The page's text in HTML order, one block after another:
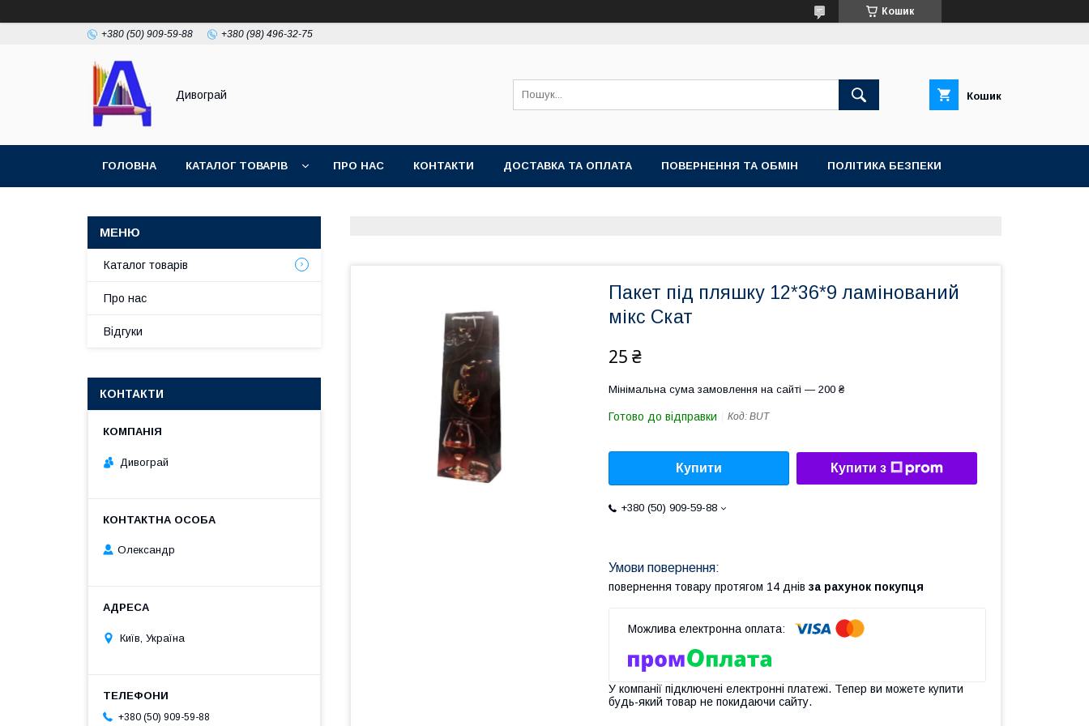
Кошик
+380 (50) 909-59-88 +380 (98) 496-32-75
Дивограй Кошик
ГОЛОВНА КАТАЛОГ ТОВАРІВ ПРО НАС КОНТАКТИ ДОСТАВКА ТА ОПЛАТА ПОВЕРНЕННЯ ТА ОБМІН ПОЛІТИКА БЕЗПЕКИ
Пакет під пляшку 12*36*9 ламінований
мікс Скат
25 ₴
Мінімальна сума замовлення на сайті — 200 ₴
Готово до відправки Код: BUT
Купити Купити з
+380 (50) 909-59-88
повернення товару протягом 14 днів за рахунок покупця
У компанії підключені електронні платежі. Тепер ви можете купити
будь-який товар не покидаючи сайту.
Каталог товарів
Про нас
Відгуки
КОНТАКТИ
Дивограй
Олександр
Київ, Україна
+380 (50) 909-59-88